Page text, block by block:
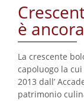
è
La crescente
capoluogo la
2013 dall’
patrimonio